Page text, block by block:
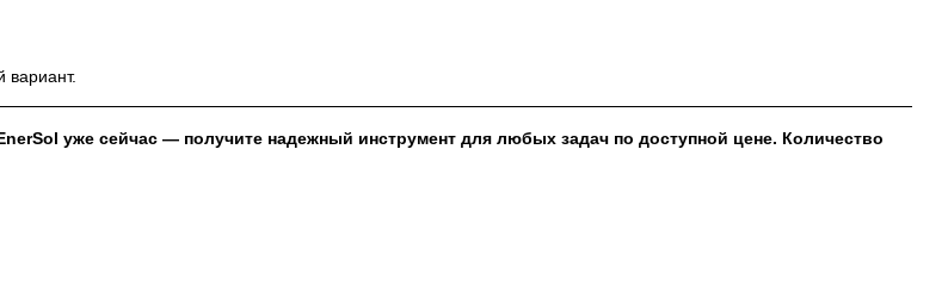
уже сейчас — получите надежный инструмент для любых задач по доступной цене. Количество